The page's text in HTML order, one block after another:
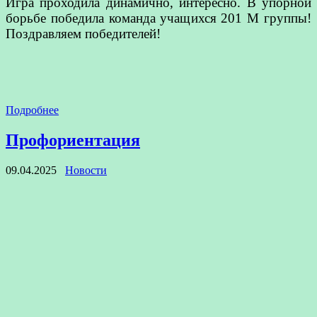
борьбе победила команда учащихся 201 М группы!
Поздравляем победителей!
Подробнее
Профориентация
09.04.2025 Новости